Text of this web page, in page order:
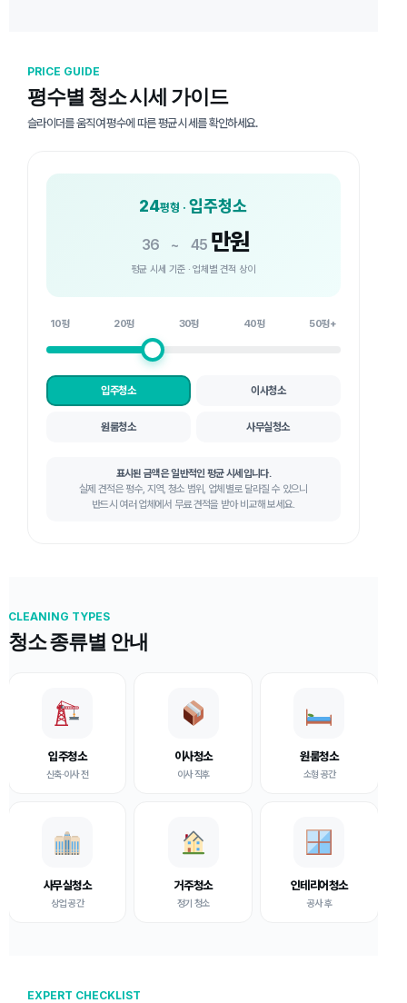
PRICE GUIDE
평수별 청소 시세 가이드
슬라이더를 움직여 평수에 따른 평균 시세를 확인하세요.
24평형 ·입주청소
36 ~ 45 만원
평균 시세 기준 · 업체별 견적 상이
10평 20평 30평 40평 50평+
입주청소 이사청소
원룸청소 사무실청소
표시된 금액은 일반적인 평균 시세입니다.
실제 견적은 평수, 지역, 청소 범위, 업체별로 달라질 수 있으니
반드시 여러 업체에서 무료 견적을 받아 비교해 보세요.
CLEANING TYPES
청소 종류별 안내
입주청소
신축·이사 전
이사청소
이사 직후
원룸청소
소형 공간
사무실청소
상업 공간
거주청소
정기 청소
인테리어청소
공사 후
EXPERT CHECKLIST